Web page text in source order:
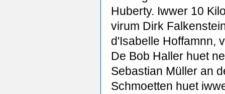
Huberty. Iwwer 10
virum Dirk
d'Isabelle Hoffamnn,
De Bob Haller huet
Sebastian Müller an
Schmoetten huet